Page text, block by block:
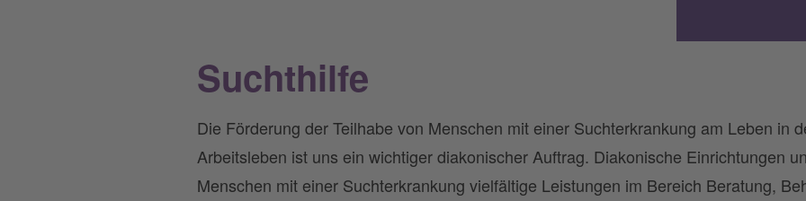
Suchthilfe
Die Förderung der Teilhabe von Menschen mit einer Suchterkrankung am Leben in
Arbeitsleben ist uns ein wichtiger diakonischer Auftrag. Diakonische Einrichtungen
Menschen mit einer Suchterkrankung vielfältige Leistungen im Bereich Beratung,